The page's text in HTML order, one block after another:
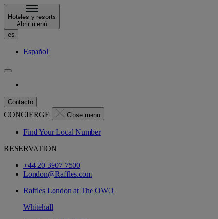
Hoteles y resorts
Abrir menú
es
Español
Contacto
CONCIERGE Close menu
Find Your Local Number
RESERVATION
+44 20 3907 7500
London@Raffles.com
Raffles London at The OWO
Whitehall